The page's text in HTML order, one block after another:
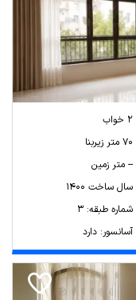
2 خواب
70 متر زیربنا
-- متر زمین
سال ساخت 1400
شماره طبقه: 3
آسانسور: دارد